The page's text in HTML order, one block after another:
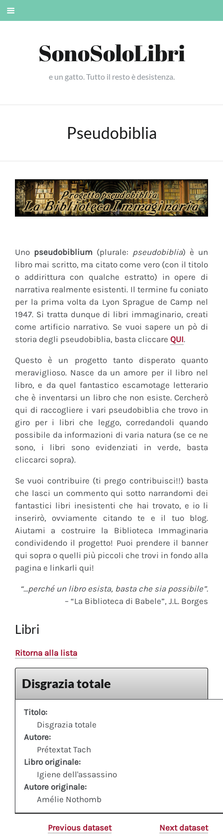
Skip
SonoSoloLibri
e un gatto. Tutto il resto è desistenza.
Pseudobiblia
Uno pseudobiblium (plurale: pseudobiblia) è un
libro mai scritto, ma citato come vero (con il titolo
o addirittura con qualche estratto) in opere di
narrativa realmente esistenti. Il termine fu coniato
per la prima volta da Lyon Sprague de Camp nel
1947. Si tratta dunque di libri immaginario, creati
come artificio narrativo. Se vuoi sapere un pò di
storia degli pseudobiblia, basta cliccare QUI.
Questo è un progetto tanto disperato quanto
meraviglioso. Nasce da un amore per il libro nel
libro, e da quel fantastico escamotage letterario
che è inventarsi un libro che non esiste. Cercherò
qui di raccogliere i vari pseudobiblia che trovo in
giro per i libri che leggo, corredandoli quando
possibile da informazioni di varia natura (se ce ne
sono, i libri sono evidenziati in verde, basta
cliccarci sopra).
Se vuoi contribuire (ti prego contribuisci!!) basta
che lasci un commento qui sotto narrandomi dei
fantastici libri inesistenti che hai trovato, e io li
inserirò, ovviamente citando te e il tuo blog.
Aiutami a costruire la Biblioteca Immaginaria
condividendo il progetto! Puoi prendere il banner
qui sopra o quelli più piccoli che trovi in fondo alla
pagina e linkarli qui!
“…perché un libro esista, basta che sia possibile”.
– “La Biblioteca di Babele”, J.L. Borges
Libri
Ritorna alla lista
Disgrazia totale
Titolo:
Disgrazia totale
Autore:
Prétextat Tach
Libro originale:
Igiene dell'assassino
Autore originale:
Amélie Nothomb
Previous dataset Next dataset